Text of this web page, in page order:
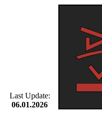
Last Update:
06.01.2026